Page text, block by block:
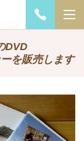
DVD
を販売します